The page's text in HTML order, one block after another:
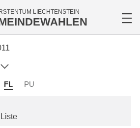
LIECHTENSTEIN
FL PU